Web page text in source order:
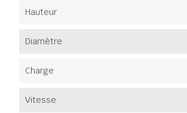
Hauteur
Diamètre
Charge
Vitesse